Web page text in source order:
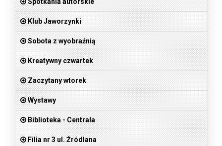
Klub Jaworzynki
Sobota z wyobraźnią
Kreatywny czwartek
Zaczytany wtorek
Wystawy
Biblioteka - Centrala
Filia nr 3 ul. Źródlana